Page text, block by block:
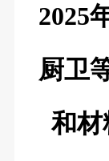
2025
厨卫
和材